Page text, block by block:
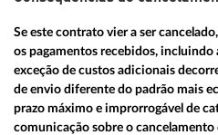
Se este contrato vier a ser
os pagamentos recebidos, incluindo
exceção de custos adicionais
de envio diferente do padrão mais
prazo máximo e improrrogável de
comunicação sobre o